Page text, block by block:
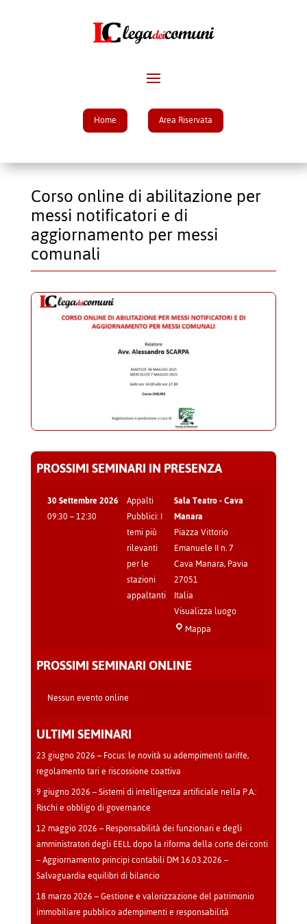
Home Area Riservata
Corso online di abilitazione per
messi notificatori e di
aggiornamento per messi
comunali​
PROSSIMI SEMINARI IN PRESENZA
30 Settembre 2026
09:30–12:30
Appalti
Pubblici: I
temi più
rilevanti
per le
stazioni
appaltanti
Sala Teatro - Cava
Manara
Piazza Vittorio
Emanuele II n. 7
Cava Manara,Pavia
27051
Italia
Visualizza luogo
Mappa
PROSSIMI SEMINARI ONLINE
Nessun evento online
ULTIMI SEMINARI
23 giugno 2026 – Focus: le novità su adempimenti tariffe,
regolamento tari e riscossione coattiva
9 giugno 2026 – Sistemi di intelligenza artificiale nella P.A.:
Rischi e obbligo di governance
12 maggio 2026 – Responsabilità dei funzionari e degli
amministratori degli EELL dopo la riforma della corte dei conti
– Aggiornamento principi contabili DM 16.03.2026 –
Salvaguardia equilibri di bilancio
18 marzo 2026 – Gestione e valorizzazione del patrimonio
immobiliare pubblico adempimenti e responsabilità